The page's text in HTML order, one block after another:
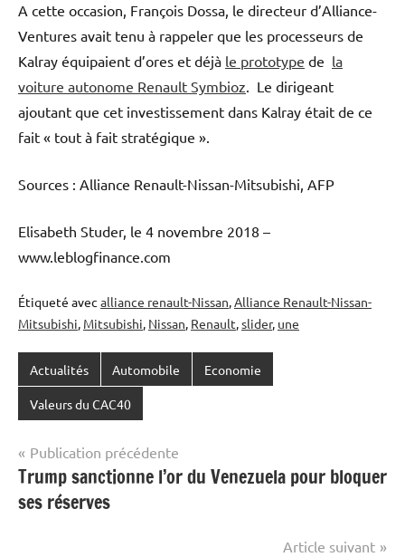
A cette occasion, François Dossa, le directeur d’Alliance-
Ventures avait tenu à rappeler que les processeurs de
Kalray équipaient d’ores et déjà le prototype de la
voiture autonome Renault Symbioz. Le dirigeant
ajoutant que cet investissement dans Kalray était de ce
fait « tout à fait stratégique ».
Sources : Alliance Renault-Nissan-Mitsubishi, AFP
Elisabeth Studer, le 4 novembre 2018 –
www.leblogfinance.com
Étiqueté avec alliance renault-Nissan,Alliance Renault-Nissan-
Mitsubishi, Mitsubishi, Nissan, Renault,slider, une
Actualités Automobile Economie
Valeurs du CAC40
Navigation
de
l’article
Publication précédente
Trump sanctionne l’or du Venezuela pour bloquer
ses réserves
Article suivant